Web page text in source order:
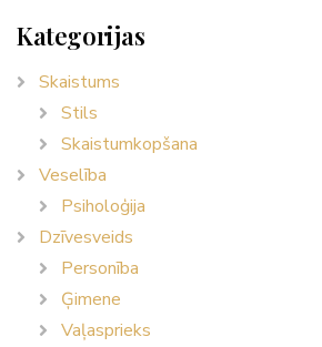
Kategorijas
Skaistums
Stils
Skaistumkopšana
Veselība
Psiholoģija
Dzīvesveids
Personība
Ģimene
Vaļasprieks